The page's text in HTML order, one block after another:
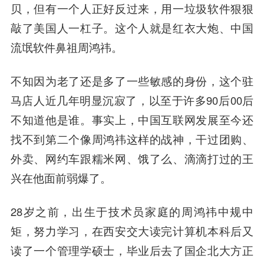
贝，但有一个人正好反过来，用一垃圾软件狠狠
敲了美国人一杠子。这个人就是红衣大炮、中国
流氓软件鼻祖周鸿祎。
不知因为老了还是多了一些敏感的身份，这个驻
马店人近几年明显沉寂了，以至于许多90后00后
不知道他是谁。事实上，中国互联网发展至今还
找不到第二个像周鸿祎这样的战神，干过团购、
外卖、网约车跟糯米网、饿了么、滴滴打过的王
兴在他面前弱爆了。
28岁之前，出生于技术员家庭的周鸿祎中规中
矩，努力学习，在西安交大读完计算机本科后又
读了一个管理学硕士，毕业后去了国企北大方正